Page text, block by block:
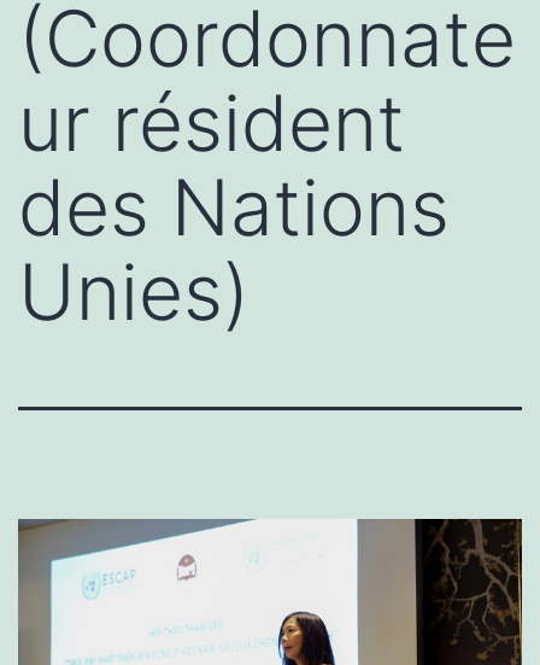
(Coordonnate
ur résident
des Nations
Unies)